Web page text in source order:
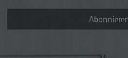
Abonnieren